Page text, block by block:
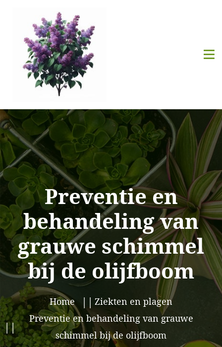
Preventie en
behandeling van
grauwe schimmel
bij de olijfboom
Home
Ziekten en plagen
Preventie en behandeling van grauwe
schimmel bij de olijfboom